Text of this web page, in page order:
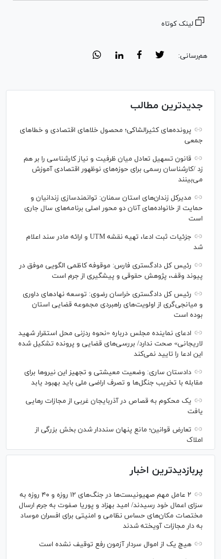
لینک کوتاه
هم‌رسانی:
جدیدترین مطالب
پرونده‌های کثیرالشاکی؛ محصول خلا‌های اقتصادی و خطا‌های
جمعی
قانون تسهیل تعادل میان ظرفیت و نیاز کارشناسی را بر هم
زد /کارشناسان رسمی برای حوزه‌های نوظهور اقتصادی آموزش
می‌بینند
مدیرکل زندان‌های استان سمنان: توانمندسازی زندانیان و
حمایت از خانواده‌های آنان دو محور اصلی برنامه‌های سال جاری
است
جزئیات ثبت ادعا، تهیه نقشه UTM و ارائه مادر سند اعلام
شد
رئیس کل دادگستری فارس: موقوفه کاظمی الگویی موفق در
پیوند وقف، پژوهش حقوقی و پیشگیری از جرم است
رئیس کل دادگستری خراسان رضوی: توسعه نهاد‌های داوری
و میانجی‌گری از اولویت‌های راهبردی مجموعه قضایی استان
بوده است
ادعای نماینده مجلس درباره «نحوه ردزنی محل استقرار شهید
لاریجانی» صحت ندارد/ بررسی‌های قضایی و پرونده تشکیل شده
این ادعا را تایید نمی‌کند
دادستان ساری: وضعیت معیشتی و تجهیز این نیرو‌ها برای
مقابله با تخریب جنگل‌ها و تصرف اراضی ملی باید بهبود یابد
یک محکوم به قصاص در آذربایجان‌ غربی از مجازات رهایی
یافت
تعارض قوانین؛ مانع پنهان سنددار شدن بخش بزرگی از
املاک
پربازدیدترین اخبار
۲ عامل مهم صهیونیست‌ها در جنگ‌های ۱۲ روزه و ۴۰ روزه به
سزای اعمال خود رسیدند/ امید بهزاد و پوریا صفوت به جرم ارسال
مختصات مکان‌های حساس نظامی و امنیتی برای افسران موساد
به دار مجازات آویخته شدند
هیچ یک از اموال سردار آزمون رفع توقیف نشده است